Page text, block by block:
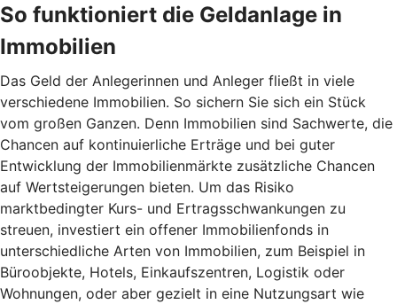
So funktioniert die Geldanlage in
Immobilien
Das Geld der Anlegerinnen und Anleger fließt in viele
verschiedene Immobilien. So sichern Sie sich ein Stück
vom großen Ganzen. Denn Immobilien sind Sachwerte, die
Chancen auf kontinuierliche Erträge und bei guter
Entwicklung der Immobilienmärkte zusätzliche Chancen
auf Wertsteigerungen bieten. Um das Risiko
marktbedingter Kurs- und Ertragsschwankungen zu
streuen, investiert ein offener Immobilienfonds in
unterschiedliche Arten von Immobilien, zum Beispiel in
Büroobjekte, Hotels, Einkaufszentren, Logistik oder
Wohnungen, oder aber gezielt in eine Nutzungsart wie